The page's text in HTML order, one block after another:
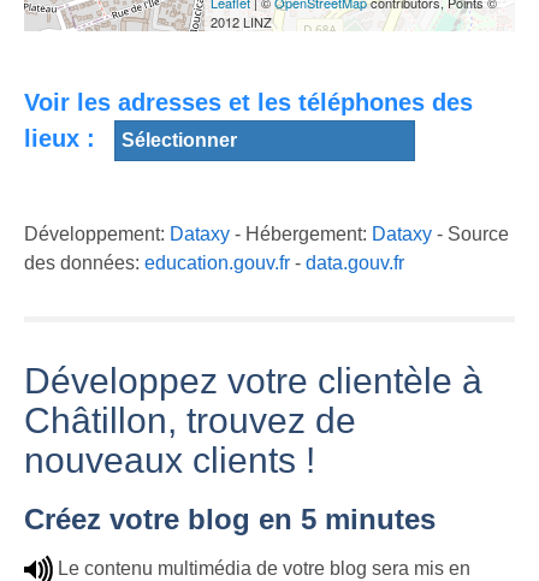
brûlés au
- 8 Octobre 2016
[Épisode
Partie 2
show ... en live !
2012 LINZ
Voir les adresses et les téléphones des
lieux :
Développement: Dataxy - Hébergement: Dataxy - Source
des données: education.gouv.fr - data.gouv.fr
Développez votre clientèle à
Châtillon, trouvez de
nouveaux clients !
Créez votre blog en 5 minutes
Le contenu multimédia de votre blog sera mis en